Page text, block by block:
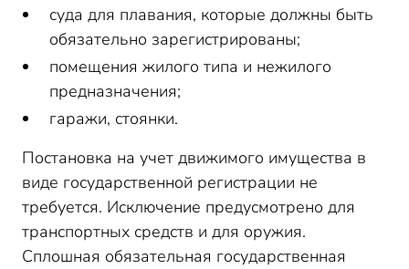
суда для плавания, которые должны быть
обязательно зарегистрированы;
помещения жилого типа и нежилого
предназначения;
гаражи, стоянки.
Постановка на учет движимого имущества в
виде государственной регистрации не
требуется. Исключение предусмотрено для
транспортных средств и для оружия.
Сплошная обязательная государственная